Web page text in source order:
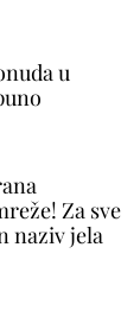
u
Za sve
naziv jela